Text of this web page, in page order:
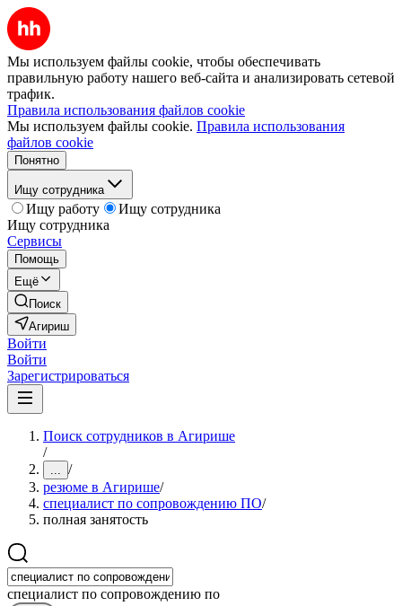
Мы используем файлы cookie, чтобы обеспечивать
правильную работу нашего веб-сайта и анализировать сетевой
трафик.
Правила использования файлов cookie
Мы используем файлы cookie. Правила использования
файлов cookie
Понятно
Ищу сотрудника
Ищу работу
Ищу сотрудника
Ищу сотрудника
Сервисы
Помощь
Ещё
Поиск
Агириш
Войти
Войти
Зарегистрироваться
Поиск сотрудников в Агирише
/
... /
резюме в Агирише/
специалист по сопровождению ПО/
полная занятость
специалист по сопровождению по